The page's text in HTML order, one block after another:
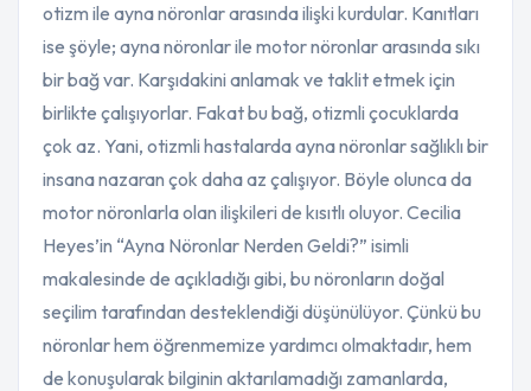
otizm ile ayna nöronlar arasında ilişki kurdular. Kanıtları
ise şöyle; ayna nöronlar ile motor nöronlar arasında sıkı
bir bağ var. Karşıdakini anlamak ve taklit etmek için
birlikte çalışıyorlar. Fakat bu bağ, otizmli çocuklarda
çok az. Yani, otizmli hastalarda ayna nöronlar sağlıklı bir
insana nazaran çok daha az çalışıyor. Böyle olunca da
motor nöronlarla olan ilişkileri de kısıtlı oluyor. Cecilia
Heyes’in “Ayna Nöronlar Nerden Geldi?” isimli
makalesinde de açıkladığı gibi, bu nöronların doğal
seçilim tarafından desteklendiği düşünülüyor. Çünkü bu
nöronlar hem öğrenmemize yardımcı olmaktadır, hem
de konuşularak bilginin aktarılamadığı zamanlarda,